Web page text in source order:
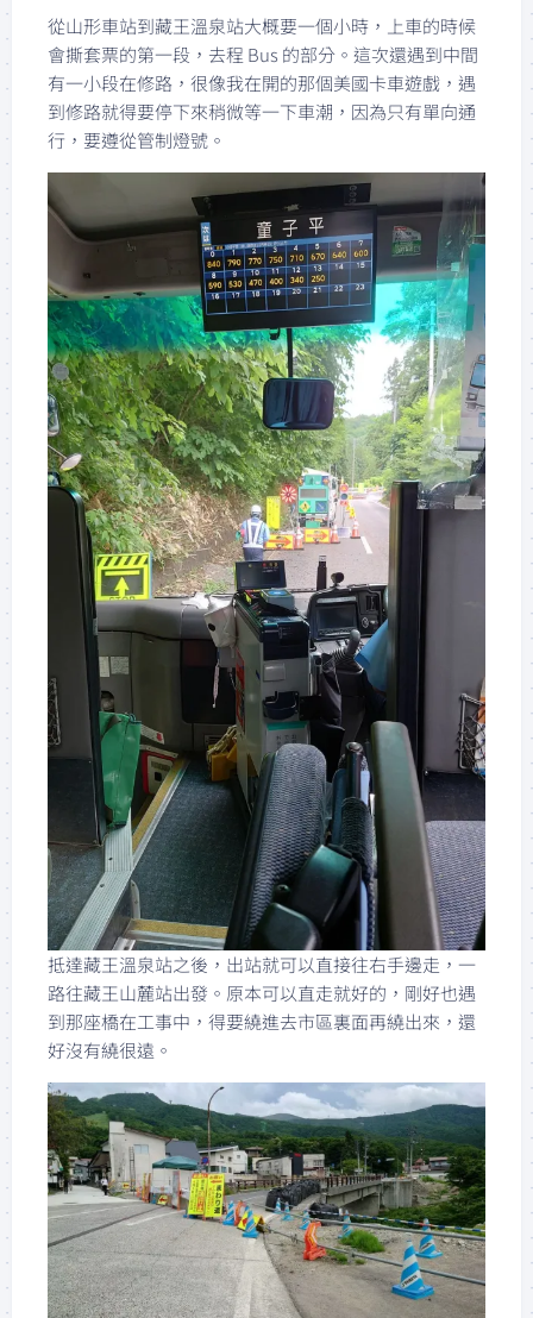
從山形車站到藏王溫泉站大概要一個小時，上車的時候
會撕套票的第一段，去程 Bus 的部分。這次還遇到中間
有一小段在修路，很像我在開的那個美國卡車遊戲，遇
到修路就得要停下來稍微等一下車潮，因為只有單向通
行，要遵從管制燈號。
抵達藏王溫泉站之後，出站就可以直接往右手邊走，一
路往藏王山麓站出發。原本可以直走就好的，剛好也遇
到那座橋在工事中，得要繞進去市區裏面再繞出來，還
好沒有繞很遠。